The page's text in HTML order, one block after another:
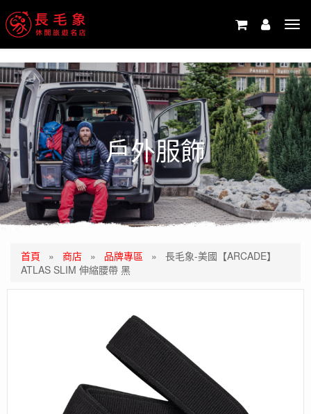
戶外服飾
首頁 » 商店 » 品牌專區 » 長毛象-美國【ARCADE】
ATLAS SLIM 伸縮腰帶 黑